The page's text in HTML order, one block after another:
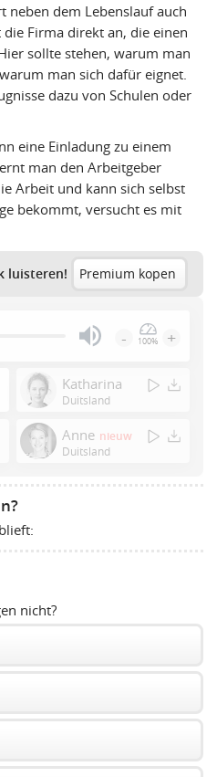
neben dem Lebenslauf auch
Firma direkt an, die einen
sollte stehen, warum man
man sich dafür eignet.
dazu von Schulen oder
eine Einladung zu einem
man den Arbeitgeber
Arbeit und kann sich selbst
bekommt, versucht es mit
luisteren! Premium kopen
Enter
or
to
show
- 100% +
Katharina
Duitsland
Anne nieuw
Duitsland
nicht?